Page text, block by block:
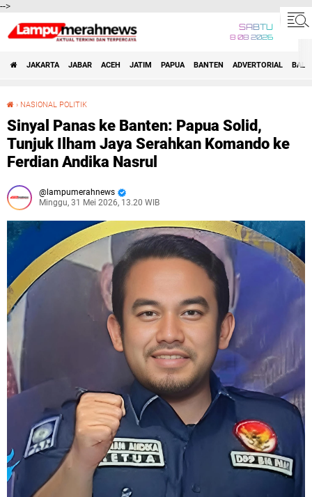
-->
SABTU
8 08 2026
JAKARTA JABAR ACEH JATIM PAPUA BANTEN ADVERTORIAL BALI
› NASIONAL POLITIK
Sinyal Panas ke Banten: Papua Solid,
Tunjuk Ilham Jaya Serahkan Komando ke
Ferdian Andika Nasrul
lampumerahnews
Minggu, 31 Mei 2026, 13.20 WIB